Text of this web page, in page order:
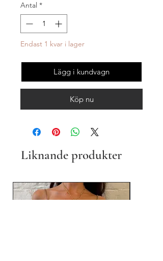
Antal *
Endast 1 kvar i lager
Lägg i kundvagn
Köp nu
Liknande produkter